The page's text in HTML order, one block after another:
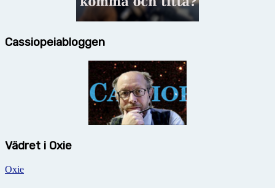
Cassiopeiabloggen
Vädret i Oxie
Oxie